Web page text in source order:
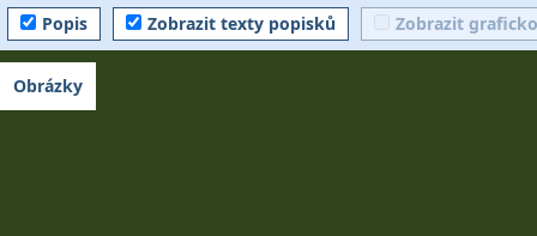
Popis Zobrazit texty popisků Zobrazit
Obrázky